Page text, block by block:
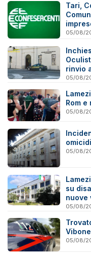
Tari,
05/08/
rinvio
05/08/
Rom
05/08/
05/08/
su
nuove
05/08/
05/08/